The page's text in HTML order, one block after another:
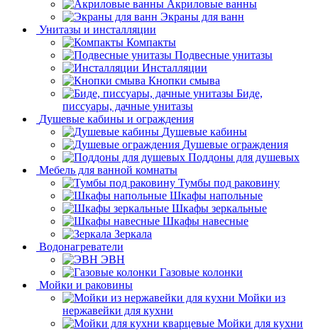
Акриловые ванны
Экраны для ванн
Унитазы и инсталляции
Компакты
Подвесные унитазы
Инсталляции
Кнопки смыва
Биде,
писсуары, дачные унитазы
Душевые кабины и ограждения
Душевые кабины
Душевые ограждения
Поддоны для душевых
Мебель для ванной комнаты
Тумбы под раковину
Шкафы напольные
Шкафы зеркальные
Шкафы навесные
Зеркала
Водонагреватели
ЭВН
Газовые колонки
Мойки и раковины
Мойки из
нержавейки для кухни
Мойки для кухни